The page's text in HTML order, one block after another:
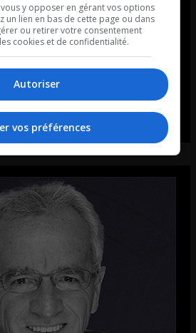
y opposer en gérant vos options
un lien en bas de cette page ou dans
ou retirer votre consentement
cookies et de confidentialité.
Autoriser
vos préférences